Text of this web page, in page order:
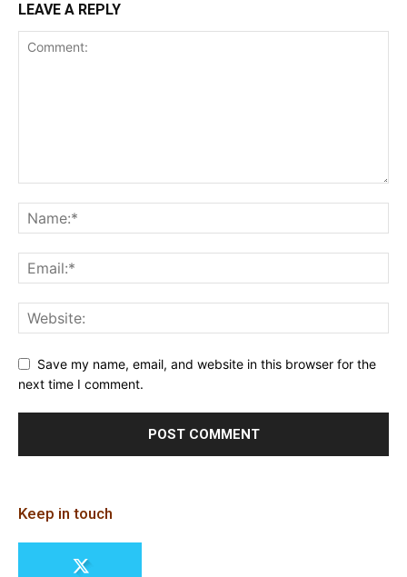
LEAVE A REPLY
Save my name, email, and website in this browser for the
next time I comment.
Keep in touch